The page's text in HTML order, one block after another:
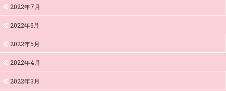
2022年7月
2022年6月
2022年5月
2022年4月
2022年3月